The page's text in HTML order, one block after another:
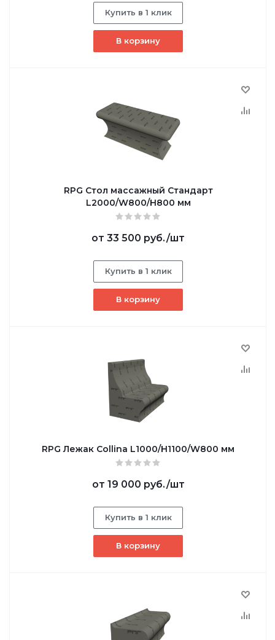
Купить в 1 клик
В корзину
RPG Стол массажный Стандарт
L2000/W800/H800 мм
от 33 500 руб./шт
Купить в 1 клик
В корзину
RPG Лежак Collina L1000/H1100/W800 мм
от 19 000 руб./шт
Купить в 1 клик
В корзину